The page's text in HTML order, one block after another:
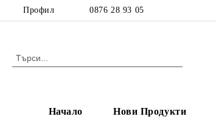
Профил 0876 28 93 05
Начало Нови Продукти